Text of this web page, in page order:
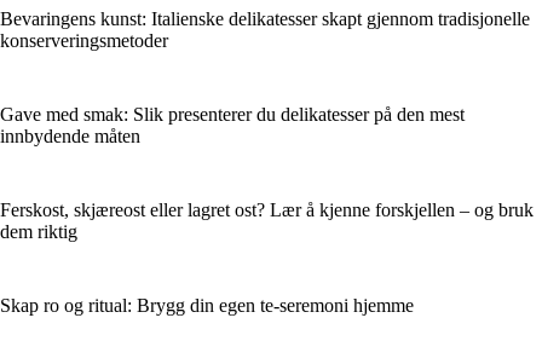
Bevaringens kunst: Italienske delikatesser skapt gjennom tradisjonelle
konserveringsmetoder
Gave med smak: Slik presenterer du delikatesser på den mest
innbydende måten
Ferskost, skjæreost eller lagret ost? Lær å kjenne forskjellen – og bruk
dem riktig
Skap ro og ritual: Brygg din egen te-seremoni hjemme